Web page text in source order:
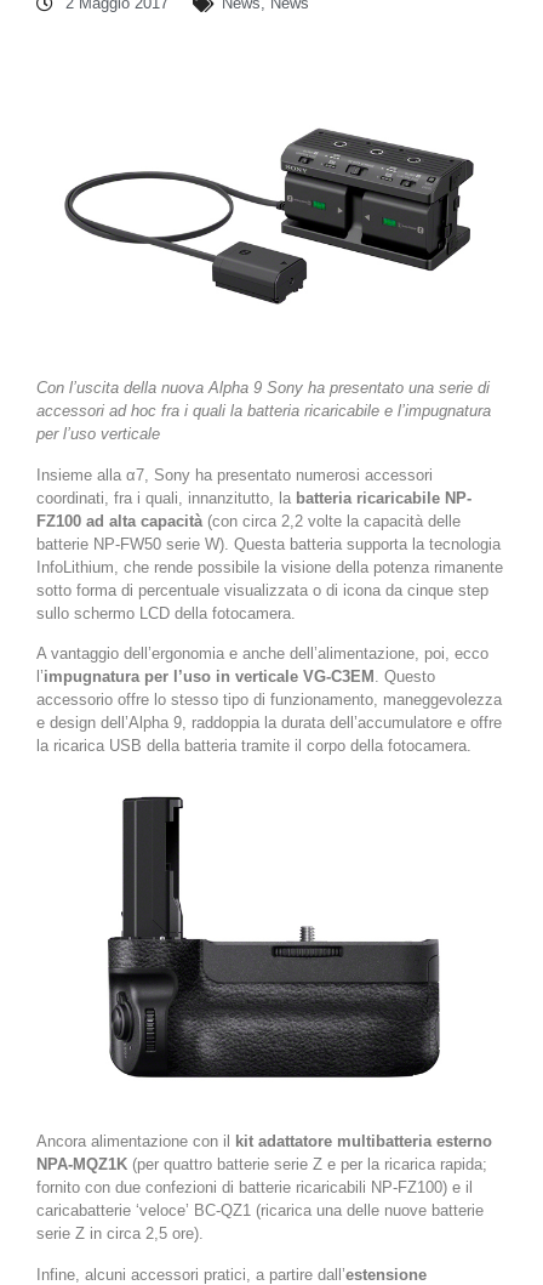
Con l’uscita della nuova Alpha 9 Sony ha presentato una serie di
accessori ad hoc fra i quali la batteria ricaricabile e l’impugnatura
per l’uso verticale
Insieme alla α7, Sony ha presentato numerosi accessori
coordinati, fra i quali, innanzitutto, la batteria ricaricabile NP-
FZ100 ad alta capacità (con circa 2,2 volte la capacità delle
batterie NP-FW50 serie W). Questa batteria supporta la tecnologia
InfoLithium, che rende possibile la visione della potenza rimanente
sotto forma di percentuale visualizzata o di icona da cinque step
sullo schermo LCD della fotocamera.
A vantaggio dell’ergonomia e anche dell’alimentazione, poi, ecco
l’impugnatura per l’uso in verticale VG-C3EM . Questo
accessorio offre lo stesso tipo di funzionamento, maneggevolezza
e design dell’Alpha 9, raddoppia la durata dell’accumulatore e offre
la ricarica USB della batteria tramite il corpo della fotocamera.
Ancora alimentazione con il
kit adattatore multibatteria esterno
NPA-MQZ1K (per quattro batterie serie Z e per la ricarica rapida;
fornito con due confezioni di batterie ricaricabili NP-FZ100) e il
caricabatterie ‘veloce’ BC-QZ1 (ricarica una delle nuove batterie
serie Z in circa 2,5 ore).
Infine, alcuni accessori pratici, a partire dall’estensione